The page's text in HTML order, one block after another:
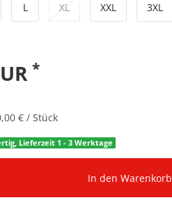
L XL XXL 3XL
*
€ / Stück
Lieferzeit 1 - 3 Werktage
In den Warenkorb